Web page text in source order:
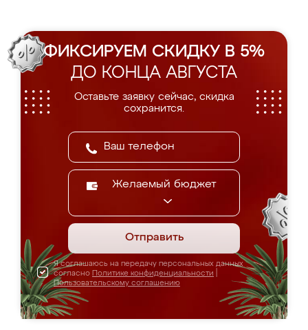
ФИКСИРУЕМ СКИДКУ В 5%
ДО КОНЦА АВГУСТА
Оставьте заявку сейчас, скидка
сохранится.
Желаемый бюджет
Отправить
Я соглашаюсь на передачу персональных данных
согласно Политике конфиденциальности
Пользовательскому соглашению